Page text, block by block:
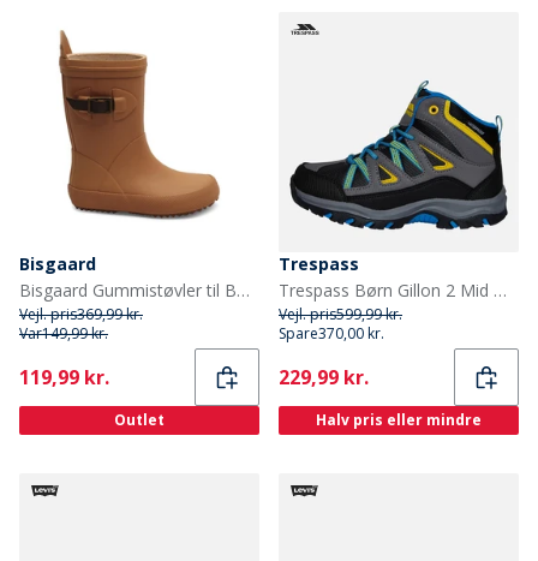
Bisgaard
Bisgaard Gummistøvler til Børn Kamel
Vejl. pris369,99 kr.
Var149,99 kr.
Current
119,99 kr.
Outlet
Trespass
Trespass Børn Gillon 2 Mid Waterproof Vandrestøvler Sort
Vejl. pris599,99 kr.
Spare370,00 kr.
Current
229,99 kr.
Halv pris eller mindre